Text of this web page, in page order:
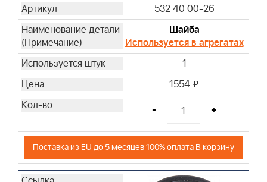
532 40 00-26
Шайба
Используется в агрегатах
1
1554 i
- +
Поставка из EU до 5 месяцев 100% оплата В корзину